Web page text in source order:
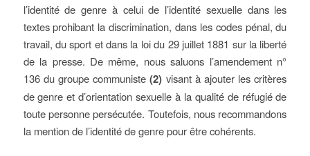
l’identité de genre à celui de l’identité sexuelle dans les
textes prohibant la discrimination, dans les codes pénal, du
travail, du sport et dans la loi du 29 juillet 1881 sur la liberté
de la presse. De même, nous saluons l’amendement n°
136 du groupe communiste(2) visant à ajouter les critères
de genre et d’orientation sexuelle à la qualité de réfugié de
toute personne persécutée. Toutefois, nous recommandons
la mention de l’identité de genre pour être cohérents.